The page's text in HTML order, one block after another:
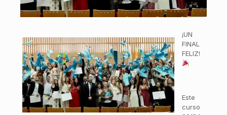
¡UN
FINAL
FELIZ!
Este
curso